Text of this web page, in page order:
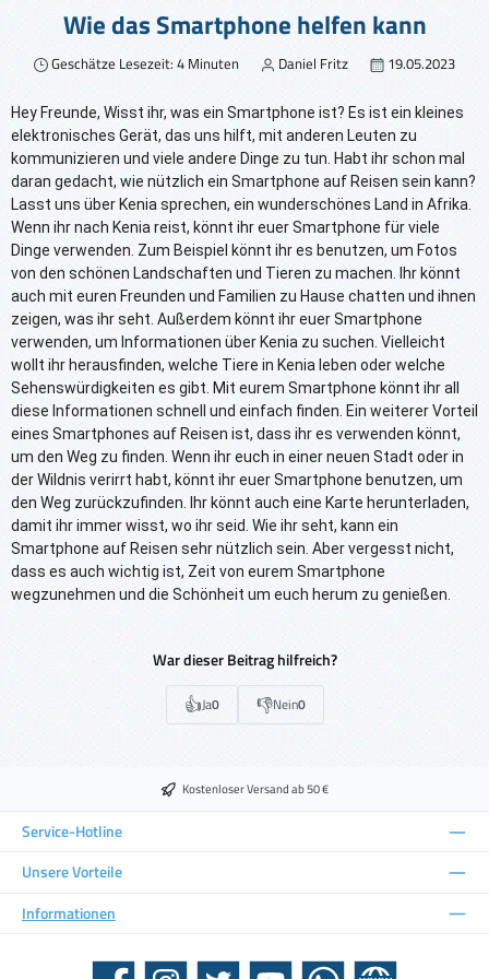
Wie das Smartphone helfen kann
Geschätze Lesezeit: 4 Minuten Daniel Fritz 19.05.2023
Hey Freunde, Wisst ihr, was ein Smartphone ist? Es ist ein kleines
elektronisches Gerät, das uns hilft, mit anderen Leuten zu
kommunizieren und viele andere Dinge zu tun. Habt ihr schon mal
daran gedacht, wie nützlich ein Smartphone auf Reisen sein kann?
Lasst uns über Kenia sprechen, ein wunderschönes Land in Afrika.
Wenn ihr nach Kenia reist, könnt ihr euer Smartphone für viele
Dinge verwenden. Zum Beispiel könnt ihr es benutzen, um Fotos
von den schönen Landschaften und Tieren zu machen. Ihr könnt
auch mit euren Freunden und Familien zu Hause chatten und ihnen
zeigen, was ihr seht. Außerdem könnt ihr euer Smartphone
verwenden, um Informationen über Kenia zu suchen. Vielleicht
wollt ihr herausfinden, welche Tiere in Kenia leben oder welche
Sehenswürdigkeiten es gibt. Mit eurem Smartphone könnt ihr all
diese Informationen schnell und einfach finden. Ein weiterer Vorteil
eines Smartphones auf Reisen ist, dass ihr es verwenden könnt,
um den Weg zu finden. Wenn ihr euch in einer neuen Stadt oder in
der Wildnis verirrt habt, könnt ihr euer Smartphone benutzen, um
den Weg zurückzufinden. Ihr könnt auch eine Karte herunterladen,
damit ihr immer wisst, wo ihr seid. Wie ihr seht, kann ein
Smartphone auf Reisen sehr nützlich sein. Aber vergesst nicht,
dass es auch wichtig ist, Zeit von eurem Smartphone
wegzunehmen und die Schönheit um euch herum zu genießen.
War dieser Beitrag hilfreich?
👍Ja0 👎Nein0
Kostenloser Versand ab 50 €
Service-Hotline
Unsere Vorteile
Informationen